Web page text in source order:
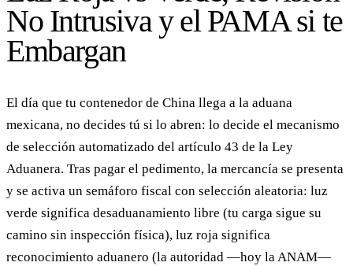
No Intrusiva y el PAMA si te
Embargan
El día que tu contenedor de China llega a la aduana
mexicana, no decides tú si lo abren: lo decide el mecanismo
de selección automatizado del artículo 43 de la Ley
Aduanera. Tras pagar el pedimento, la mercancía se presenta
y se activa un semáforo fiscal con selección aleatoria: luz
verde significa desaduanamiento libre (tu carga sigue su
camino sin inspección física), luz roja significa
reconocimiento aduanero (la autoridad —hoy la ANAM—